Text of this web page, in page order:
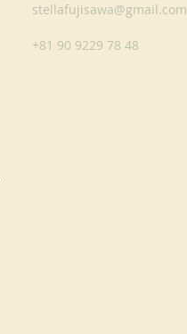
stellafujisawa@gmail.com
+81 90 9229 78 48